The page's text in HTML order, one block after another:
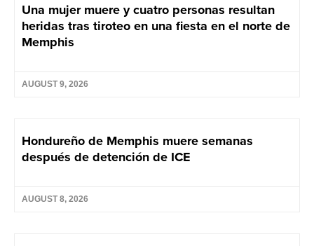
Una mujer muere y cuatro personas resultan
heridas tras tiroteo en una fiesta en el norte de
Memphis
AUGUST 9, 2026
Hondureño de Memphis muere semanas
después de detención de ICE
AUGUST 8, 2026